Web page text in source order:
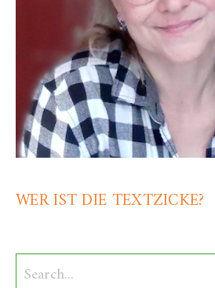
WER IST DIE TEXTZICKE?